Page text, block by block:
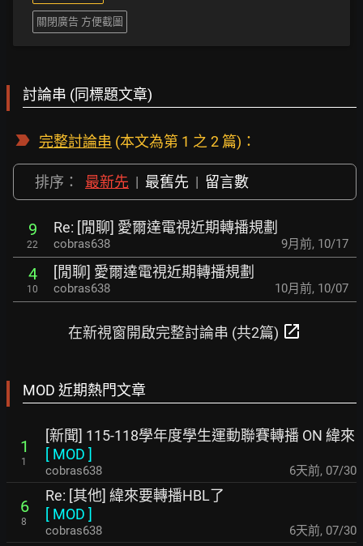
關閉廣告 方便截圖
討論串 (同標題文章)
完整討論串 (本文為第 1 之 2 篇)：
排序： 最新先 | 最舊先 | 留言數
9
22
Re: [閒聊] 愛爾達電視近期轉播規劃
cobras638 9月前, 10/17
4
10
[閒聊] 愛爾達電視近期轉播規劃
cobras638 10月前, 10/07
在新視窗開啟完整討論串 (共2篇) open_in_new
MOD 近期熱門文章
1
1
[新聞] 115-118學年度學生運動聯賽轉播 ON 緯來
[ MOD ]
cobras638 6天前, 07/30
6
8
Re: [其他] 緯來要轉播HBL了
[ MOD ]
cobras638 6天前, 07/30